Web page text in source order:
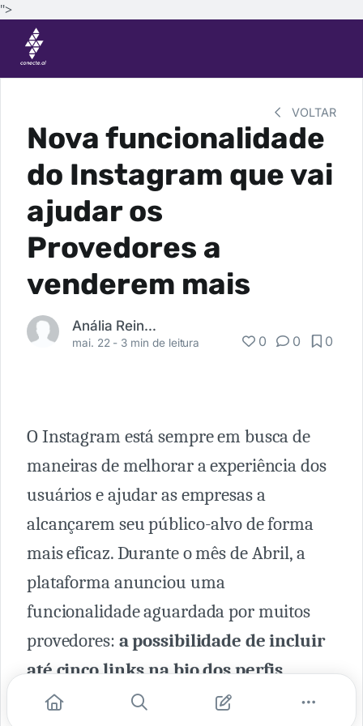
">
VOLTAR
Nova funcionalidade
do Instagram que vai
ajudar os
Provedores a
venderem mais
Anália Reinhardt
mai. 22 - 3 min de leitura 0 0 0
O Instagram está sempre em busca de
maneiras de melhorar a experiência dos
usuários e ajudar as empresas a
alcançarem seu público-alvo de forma
mais eficaz. Durante o mês de Abril, a
plataforma anunciou uma
funcionalidade aguardada por muitos
provedores: a possibilidade de incluir
até cinco links na bio dos perfis.
Adeus Linktree!